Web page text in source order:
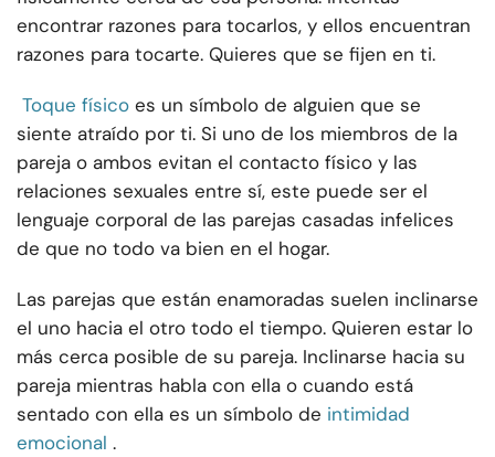
encontrar razones para tocarlos, y ellos encuentran
razones para tocarte. Quieres que se fijen en ti.
Toque físico es un símbolo de alguien que se
siente atraído por ti. Si uno de los miembros de la
pareja o ambos evitan el contacto físico y las
relaciones sexuales entre sí, este puede ser el
lenguaje corporal de las parejas casadas infelices
de que no todo va bien en el hogar.
Las parejas que están enamoradas suelen inclinarse
el uno hacia el otro todo el tiempo. Quieren estar lo
más cerca posible de su pareja. Inclinarse hacia su
pareja mientras habla con ella o cuando está
sentado con ella es un símbolo de intimidad
emocional .